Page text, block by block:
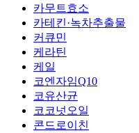
카무트효소
카테킨·녹차추출물
커큐민
케라틴
케일
코엔자임Q10
코유산균
코코넛오일
콘드로이친